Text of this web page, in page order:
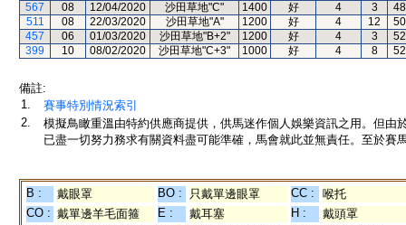
567
08 12/04/2020 沙田草地"C" 1400 好 4 3
48
511
08 22/03/2020 沙田草地"A" 1200 好 4 12
50
457
06 01/03/2020 沙田草地"B+2" 1200 好 4 3
52
399
10 08/02/2020 沙田草地"C+3" 1000 好 4 8 52
備註:
1.
賽事特別情況索引
2.
模擬鳥瞰重溫由特約供應商提供，供馬迷作個人娛樂資訊之用。但
已盡一切努力務求有關資料盡可能準確，馬會就此並無責任。至於賽
B : 戴眼罩 BO : 只戴單邊眼罩 CC :
喉托
CO : 戴單邊羊毛面箍 E : 戴耳塞 H :
戴頭罩